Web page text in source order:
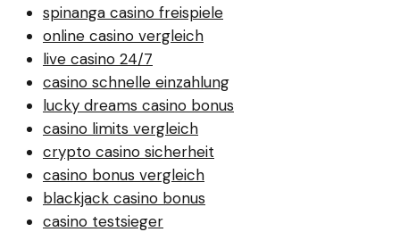
spinanga casino freispiele
online casino vergleich
live casino 24/7
casino schnelle einzahlung
lucky dreams casino bonus
casino limits vergleich
crypto casino sicherheit
casino bonus vergleich
blackjack casino bonus
casino testsieger